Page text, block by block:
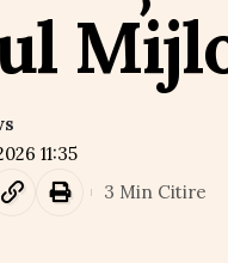
11:35
3 Min Citire